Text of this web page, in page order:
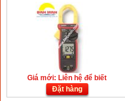
Giá mới: Liên hệ để biết
Đặt hàng